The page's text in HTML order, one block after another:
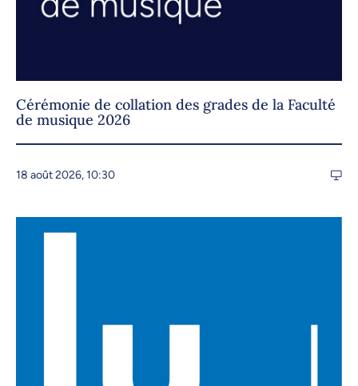
Cérémonie de collation des grades de la Faculté
de musique 2026
18 août 2026, 10:30